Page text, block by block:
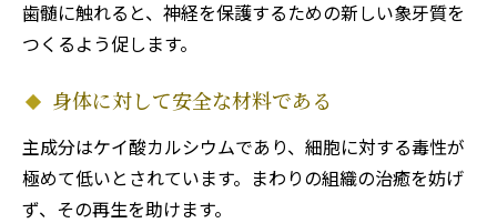
歯髄に触れると、神経を保護するための新しい象牙質を
つくるよう促します。
身体に対して安全な材料である
主成分はケイ酸カルシウムであり、細胞に対する毒性が
極めて低いとされています。まわりの組織の治癒を妨げ
ず、その再生を助けます。